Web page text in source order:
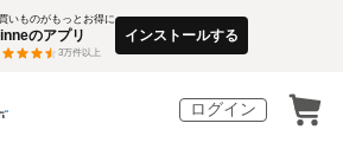
いものがもっとお得に
のアプリ
3万件以上
インストールする
ログイン